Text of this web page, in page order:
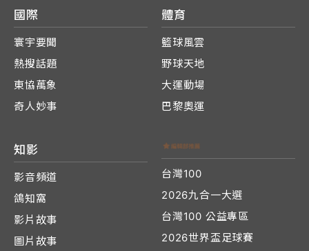
國際
寰宇要聞
熱搜話題
東協萬象
奇人妙事
體育
籃球風雲
野球天地
大運動場
巴黎奧運
知影
影音頻道
鴿知窩
影片故事
圖片故事
台灣100
2026九合一大選
台灣100 公益專區
2026世界盃足球賽